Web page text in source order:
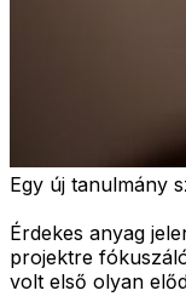
Egy új tanulmány
Érdekes anyag
projektre
volt első olyan